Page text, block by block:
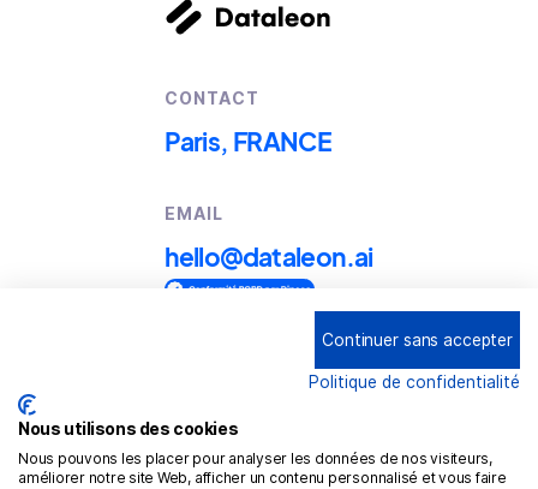
CONTACT
Paris, FRANCE
EMAIL
hello@dataleon.ai
Term conditions of use
Legal mentions
Confidentiality policy
Continuer sans accepter
Politique de confidentialité
Nous utilisons des cookies
Nous pouvons les placer pour analyser les données de nos visiteurs,
améliorer notre site Web, afficher un contenu personnalisé et vous faire